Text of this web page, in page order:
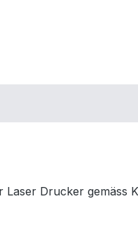
Drucker gemäss